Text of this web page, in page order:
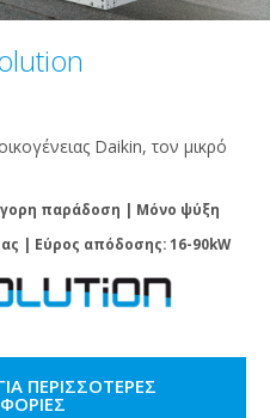
Daikin, τον μικρό
παράδοση | Μόνο ψύξη
| Εύρος απόδοσης: 16-90kW
ΠΕΡΙΣΣΌΤΕΡΕΣ